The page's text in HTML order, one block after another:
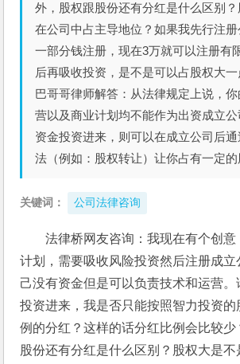
外，股权跟股份还有分红是什么区别
在公司中占主导地位？如果我先行注
一部分钱注册，现在3万就可以注册有
后再吸收投资，是不是可以占股权大
巴哥哥律师解答：从法律规定上说，
营以及商业计划均不能作为出资成立
资金投资进来，则可以在成立公司后
法（例如：股权转让）让你占有一定的
关键词： 公司法律咨询
法律桥网友咨询：我现在有个创意
计划，需要吸收风险投资然后注册成立
己没有资金但是可以负责技术和运营。
投资进来，我是否只能按照智力投资的
例的分红？这样的话分红比例会比较少
股份还有分红是什么区别？股权大是